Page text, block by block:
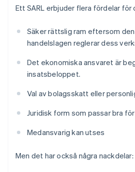
Ett SARL erbjuder flera fördelar för
Säker rättslig ram eftersom
handelslagen reglerar dess
Det ekonomiska ansvaret är
insatsbeloppet.
Val av bolagsskatt eller
Juridisk form som passar bra
Medansvarig kan utses
Men det har också några nackdelar: